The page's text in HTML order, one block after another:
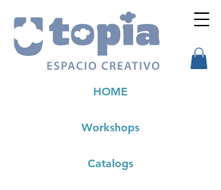
Workshops
HOME
Catalogs